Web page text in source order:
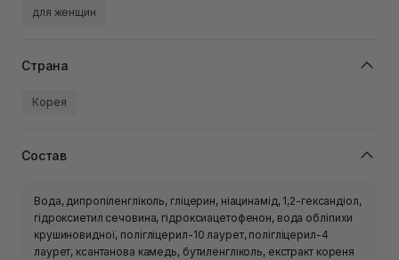
для женщин
Страна
Корея
Состав
Вода, дипропіленгліколь, гліцерин, ніацинамід, 1,2-гександіол,
гідроксиетил сечовина, гідроксиацетофенон, вода обліпихи
крушиновидної, полігліцерил-10 лаурет, полігліцерил-4
лаурет, ксантанова камедь, бутиленгліколь, екстракт кореня